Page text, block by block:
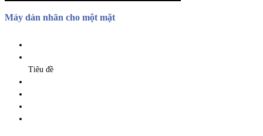
Máy dán nhãn cho một mặt
Tiêu đề